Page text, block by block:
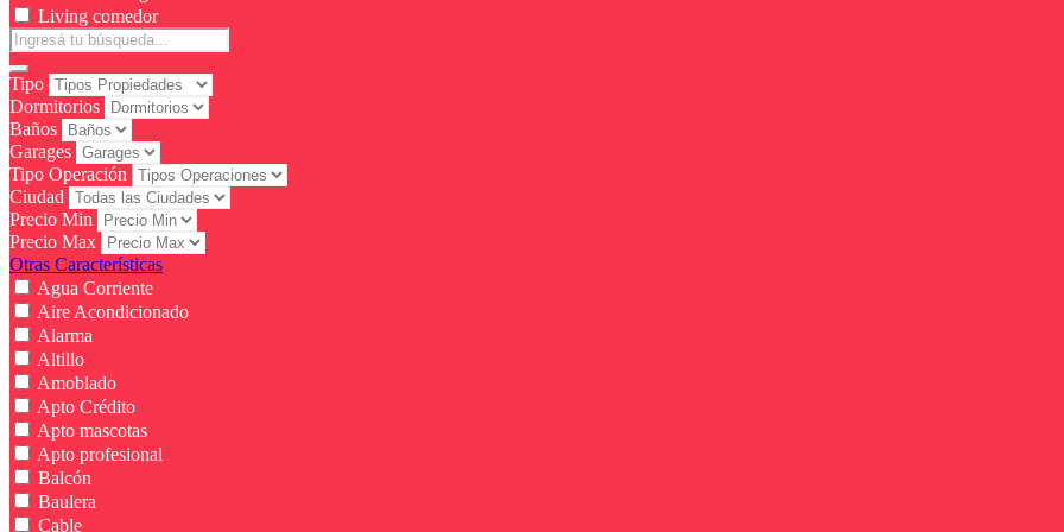
Living comedor
Tipo
Dormitorios
Baños
Garages
Tipo Operación
Ciudad
Precio Min
Precio Max
Otras Características
Agua Corriente
Aire Acondicionado
Alarma
Altillo
Amoblado
Apto Crédito
Apto mascotas
Apto profesional
Balcón
Baulera
Cable